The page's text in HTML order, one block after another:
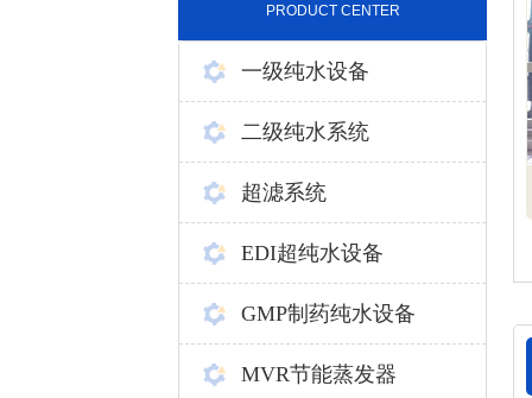
PRODUCT CENTER
一级纯水设备
二级纯水系统
超滤系统
EDI超纯水设备
GMP制药纯水设备
MVR节能蒸发器